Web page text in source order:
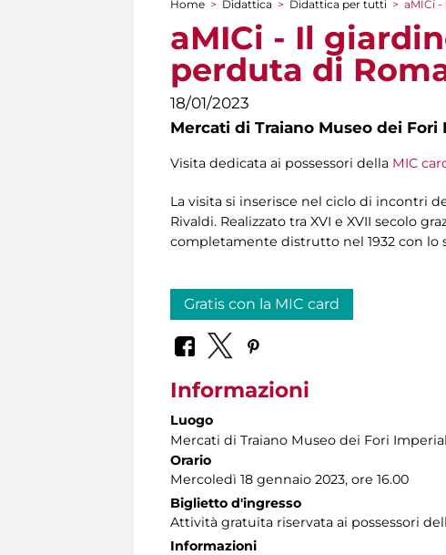
Tu sei qui
Home > Didattica > Didattica per tutti > aMICi
aMICi - Il
perduta di
18/01/2023
Mercati di Traiano Museo dei Fori
Visita dedicata ai possessori della MIC
La visita si inserisce nel ciclo di incontri
Rivaldi. Realizzato tra XVI e XVII secolo
completamente distrutto nel 1932 con lo
Gratis con la MIC card
Informazioni
Luogo
Mercati di Traiano Museo dei Fori
Orario
Mercoledì 18 gennaio 2023, ore 16.00
Biglietto d'ingresso
Attività gratuita riservata ai possessori
Informazioni